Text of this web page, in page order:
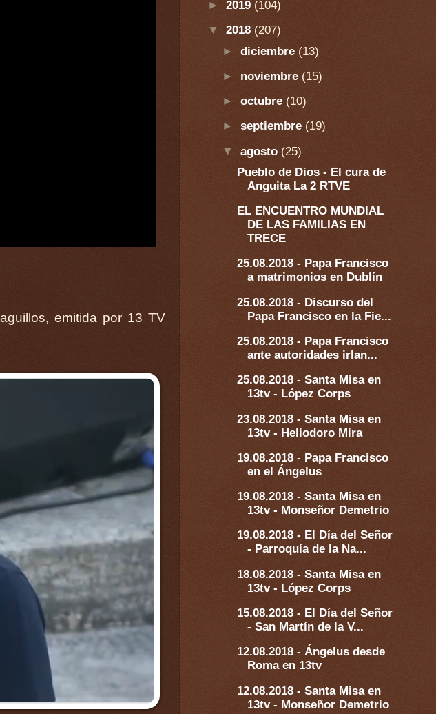
emitida por 13 TV
► 2019 (104)
▼ 2018 (207)
► diciembre (13)
► noviembre (15)
► octubre (10)
► septiembre (19)
▼ agosto (25)
Pueblo de Dios - El cura de
Anguita La 2 RTVE
EL ENCUENTRO MUNDIAL
DE LAS FAMILIAS EN
TRECE
25.08.2018 - Papa Francisco
a matrimonios en Dublín
25.08.2018 - Discurso del
Papa Francisco en la Fie...
25.08.2018 - Papa Francisco
ante autoridades irlan...
25.08.2018 - Santa Misa en
13tv - López Corps
23.08.2018 - Santa Misa en
13tv - Heliodoro Mira
19.08.2018 - Papa Francisco
en el Ángelus
19.08.2018 - Santa Misa en
13tv - Monseñor Demetrio
19.08.2018 - El Día del Señor
- Parroquía de la Na...
18.08.2018 - Santa Misa en
13tv - López Corps
15.08.2018 - El Día del Señor
- San Martín de la V...
12.08.2018 - Ángelus desde
Roma en 13tv
12.08.2018 - Santa Misa en
13tv - Monseñor Demetrio